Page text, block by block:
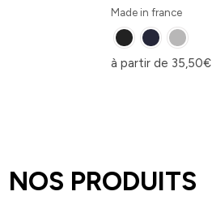
Made in france
à partir de 35,50€
NOS PRODUITS